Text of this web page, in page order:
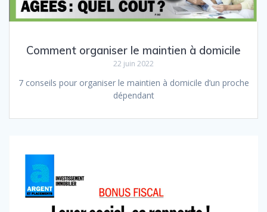
Comment organiser le maintien à domicile
22 juin 2022
7 conseils pour organiser le maintien à domicile d’un proche
dépendant